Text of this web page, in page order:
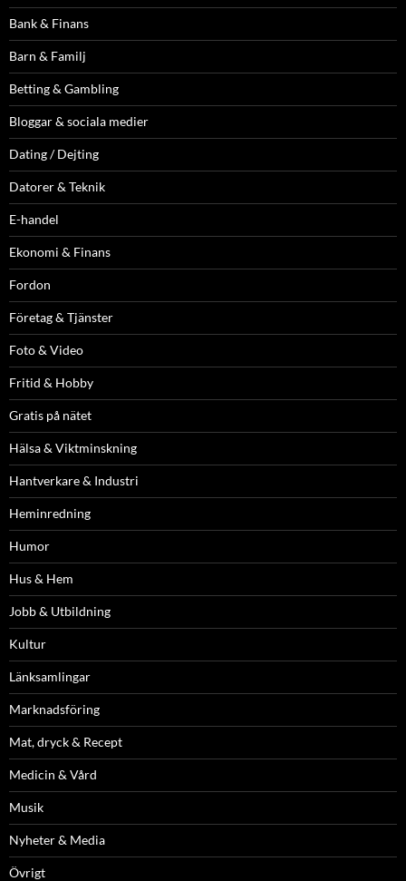
Bank & Finans
Barn & Familj
Betting & Gambling
Bloggar & sociala medier
Dating / Dejting
Datorer & Teknik
E-handel
Ekonomi & Finans
Fordon
Företag & Tjänster
Foto & Video
Fritid & Hobby
Gratis på nätet
Hälsa & Viktminskning
Hantverkare & Industri
Heminredning
Humor
Hus & Hem
Jobb & Utbildning
Kultur
Länksamlingar
Marknadsföring
Mat, dryck & Recept
Medicin & Vård
Musik
Nyheter & Media
Övrigt